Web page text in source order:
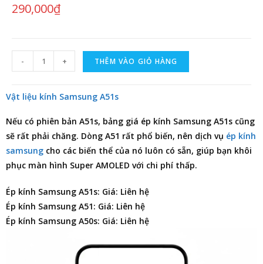
290,000₫
- + THÊM VÀO GIỎ HÀNG
Vật liệu kính Samsung A51s
Nếu có phiên bản A51s, bảng giá ép kính Samsung A51s cũng
sẽ rất phải chăng. Dòng A51 rất phổ biến, nên dịch vụ ép kính
samsung cho các biến thể của nó luôn có sẵn, giúp bạn khôi
phục màn hình Super AMOLED với chi phí thấp.
Ép kính Samsung A51s: Giá: Liên hệ
Ép kính Samsung A51: Giá: Liên hệ
Ép kính Samsung A50s: Giá: Liên hệ